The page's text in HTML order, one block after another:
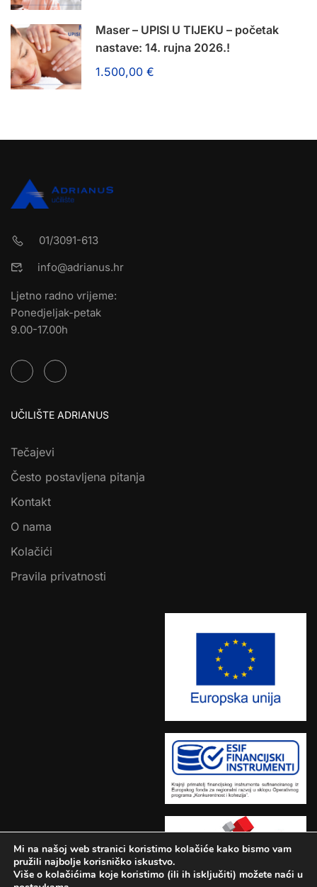
Maser – UPISI U TIJEKU – početak
nastave: 14. rujna 2026.!
1.500,00 €
01/3091-613
info@adrianus.hr
Ljetno radno vrijeme:
Ponedjeljak-petak
9.00-17.00h
UČILIŠTE ADRIANUS
Tečajevi
Često postavljena pitanja
Kontakt
O nama
Kolačići
Pravila privatnosti
Mi na našoj web stranici koristimo kolačiće kako bismo vam
pružili najbolje korisničko iskustvo.
Više o kolačićima koje koristimo (ili ih isključiti) možete naći u